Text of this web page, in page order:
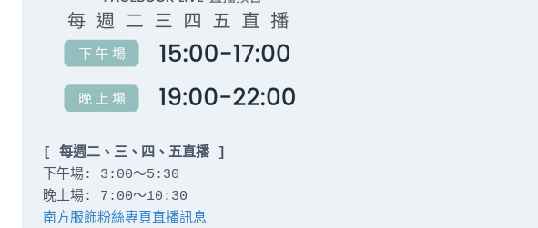
[ 每週二、三、四、五直播 ]
下午場: 3:00～5:30
南方服飾粉絲專頁直播訊息